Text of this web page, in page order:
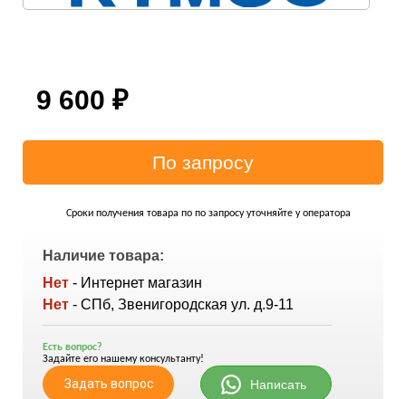
9 600 ₽
Сроки получения товара по по запросу уточняйте у оператора
Наличие товара:
Нет - Интернет магазин
Нет - СПб, Звенигородская ул. д.9-11
Есть вопрос?
Задайте его нашему консультанту!
Задать вопрос Написать